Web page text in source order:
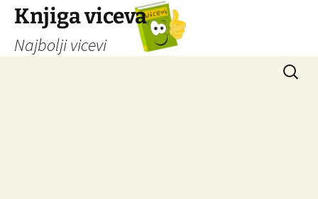
Knjiga viceva
Najbolji vicevi